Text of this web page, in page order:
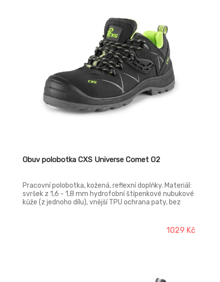
Obuv polobotka CXS Universe Comet O2
Pracovní polobotka, kožená, reflexní doplňky. Materiál:
svršek z 1,6 - 1,8 mm hydrofobní štípenkové nubukové
kůže (z jednoho dílu), vnější TPU ochrana paty, bez
1029 Kč